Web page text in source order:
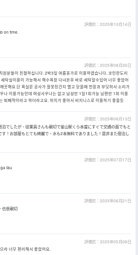
評價於：2025年10月14日
on time.
評價於：2025年08月26日
원분들이 친절하십니다. 2박3일 여름휴가로 이용하였습니다. 코인란도리
탁실이용이 가능해서 해수욕장 다녀온후 바로 세탁할수있어 너무 좋았어
끗해요.단 욕실문 공사가 잘못된건지 열고 닫을때 천장과 부딧혀서 소리가
나 이용가능인데 여성사우나는 없고 남성만 1일1회가능 남편만 1회 이용
퇴폐적이라고 하더라고요. 위치가 좋아서 비지니스로 이용하기 좋을듯
評價於：2025年08月13日
泊でしたが、従業員さんも親切で釜山駅くら本當にすぐで交通の面でもと
す！お部屋もとても綺麗で、水も2本無料でありました！是非また宿泊し
評價於：2025年07月17日
tàu
評價於：2025年06月21日
也很親切
評價於：2025年05月08日
라 너무 편리해서 좋았어요.